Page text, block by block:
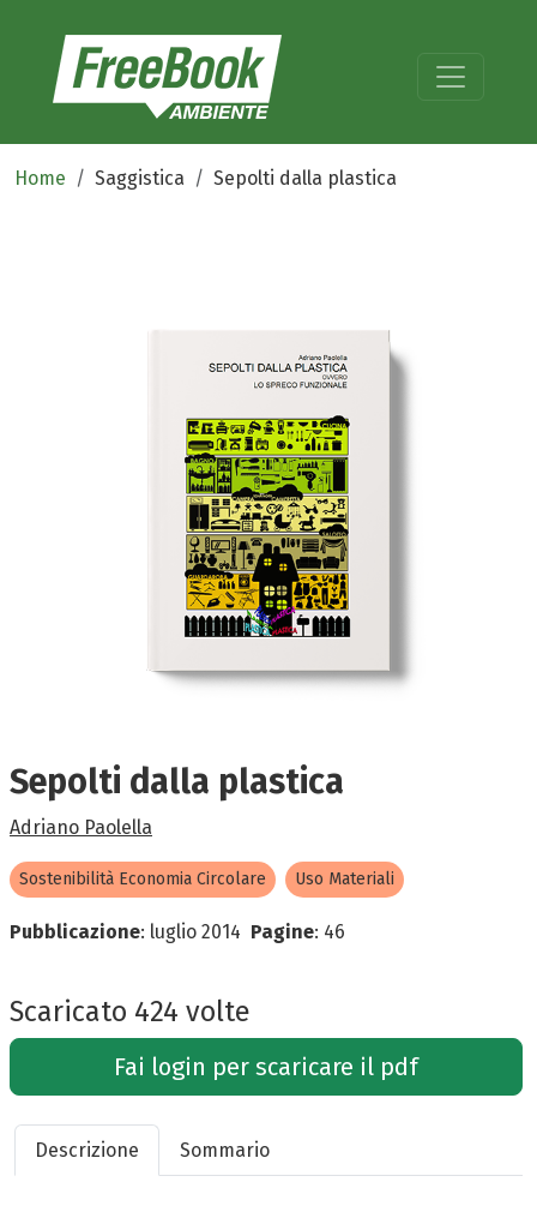
Home Saggistica Sepolti dalla plastica
Sepolti dalla plastica
Adriano Paolella
Sostenibilità Economia Circolare Uso Materiali
Pubblicazione: luglio 2014 Pagine: 46
Scaricato 424 volte
Fai login per scaricare il pdf
Descrizione Sommario